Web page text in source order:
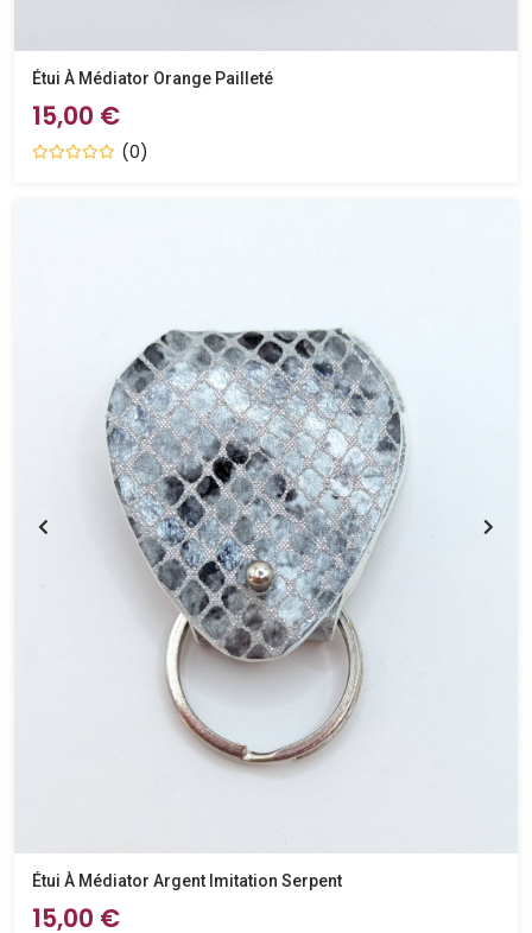
Étui À Médiator Orange Pailleté
15,00 €
(0)
Étui À Médiator Argent Imitation Serpent
15,00 €